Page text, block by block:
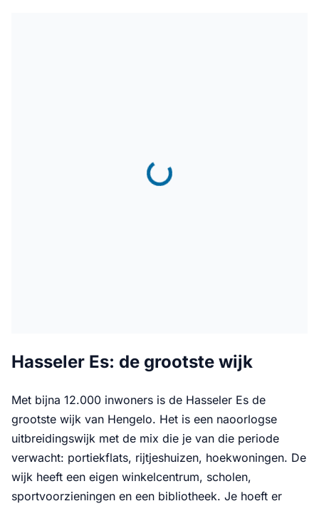
Hasseler Es: de grootste wijk
Met bijna 12.000 inwoners is de Hasseler Es de
grootste wijk van Hengelo. Het is een naoorlogse
uitbreidingswijk met de mix die je van die periode
verwacht: portiekflats, rijtjeshuizen, hoekwoningen. De
wijk heeft een eigen winkelcentrum, scholen,
sportvoorzieningen en een bibliotheek. Je hoeft er